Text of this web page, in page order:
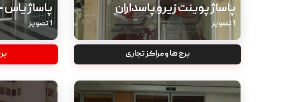
پاساژ پوینت زیرو پاسداران
1 تصویر
برج ها و مراکز تجاری
پاساژ یاس
1 تصویر